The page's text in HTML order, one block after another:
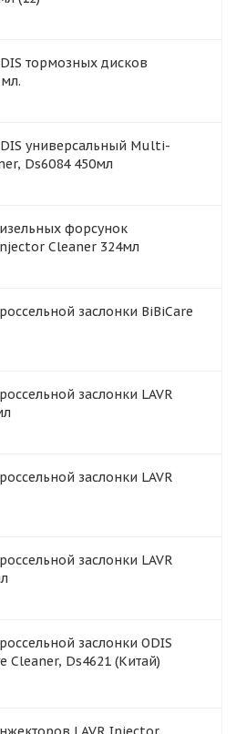
тормозных дисков
универсальный Multi-
Ds6084 450мл
форсунок
Cleaner 324мл
заслонки BiBiCare
заслонки LAVR
заслонки LAVR
заслонки LAVR
заслонки ODIS
Cleaner, Ds4621 (Китай)